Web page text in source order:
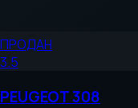
ПРОДАН
3.5
PEUGEOT308